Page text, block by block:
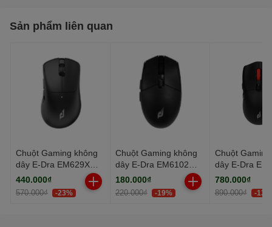
Pin sạc dung lượng 300mAH
Sản phẩm liên quan
Chuột Gaming không
dây E-Dra EM629X
Đen
(Bluetooth/Wireless)
440.000₫
570.000₫ -23%
Chuột Gaming không
dây E-Dra EM6102W
Black
180.000₫
220.000₫ -19%
Chuột
dây E-Dra
MAX đen
780.000₫
890.000₫ -13%